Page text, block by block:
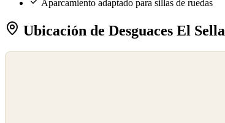
Aparcamiento adaptado para sillas de ruedas
Ubicación de Desguaces El Sella